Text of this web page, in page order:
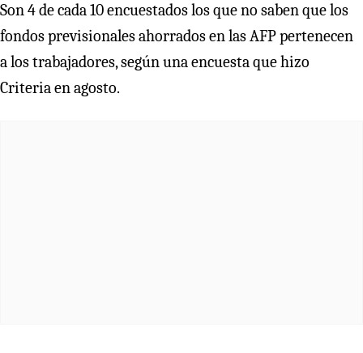
Son 4 de cada 10 encuestados los que no saben que los
fondos previsionales ahorrados en las AFP pertenecen
a los trabajadores, según una encuesta que hizo
Criteria en agosto.